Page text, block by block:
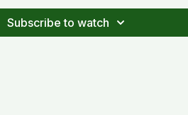
Subscribe to watch